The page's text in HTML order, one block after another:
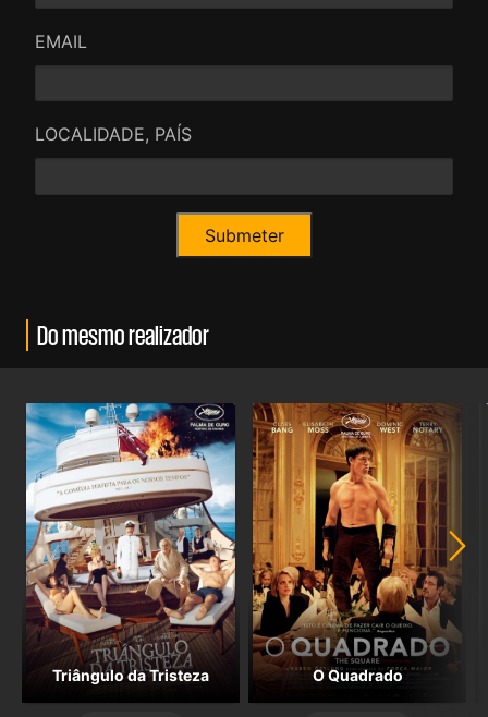
EMAIL
LOCALIDADE, PAÍS
Do mesmo realizador
Triângulo da Tristeza O Quadrado